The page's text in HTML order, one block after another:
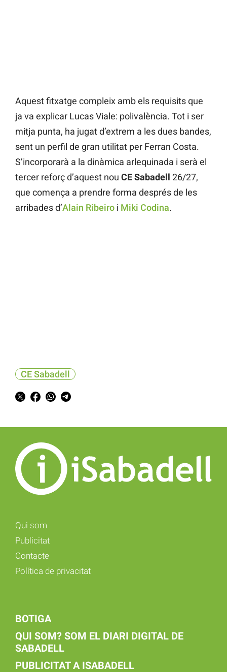
Aquest fitxatge compleix amb els requisits que
ja va explicar Lucas Viale: polivalència. Tot i ser
mitja punta, ha jugat d’extrem a les dues bandes,
sent un perfil de gran utilitat per Ferran Costa.
S’incorporarà a la dinàmica arlequinada i serà el
tercer reforç d’aquest nou CE Sabadell 26/27,
que comença a prendre forma després de les
arribades d’Alain Ribeiro i Miki Codina.
CE Sabadell
Qui som
Publicitat
Contacte
Política de privacitat
BOTIGA
QUI SOM? SOM EL DIARI DIGITAL DE
SABADELL
PUBLICITAT A ISABADELL